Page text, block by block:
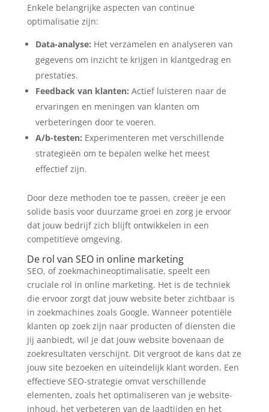
Enkele belangrijke aspecten van continue
optimalisatie zijn:
Data-analyse: Het verzamelen en analyseren van
gegevens om inzicht te krijgen in klantgedrag en
prestaties.
Feedback van klanten: Actief luisteren naar de
ervaringen en meningen van klanten om
verbeteringen door te voeren.
A/b-testen: Experimenteren met verschillende
strategieën om te bepalen welke het meest
effectief zijn.
Door deze methoden toe te passen, creëer je een
solide basis voor duurzame groei en zorg je ervoor
dat jouw bedrijf zich blijft ontwikkelen in een
competitieve omgeving.
De rol van SEO in online marketing
SEO, of zoekmachineoptimalisatie, speelt een
cruciale rol in online marketing. Het is de techniek
die ervoor zorgt dat jouw website beter zichtbaar is
in zoekmachines zoals Google. Wanneer potentiële
klanten op zoek zijn naar producten of diensten die
jij aanbiedt, wil je dat jouw website bovenaan de
zoekresultaten verschijnt. Dit vergroot de kans dat ze
jouw site bezoeken en uiteindelijk klant worden. Een
effectieve SEO-strategie omvat verschillende
elementen, zoals het optimaliseren van je website-
inhoud, het verbeteren van de laadtijden en het